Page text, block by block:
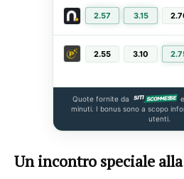
2.57 3.15
2.55 3.10
Quote fornite da
minuti. I bonus sono a scopo
utenti.
Un incontro speciale